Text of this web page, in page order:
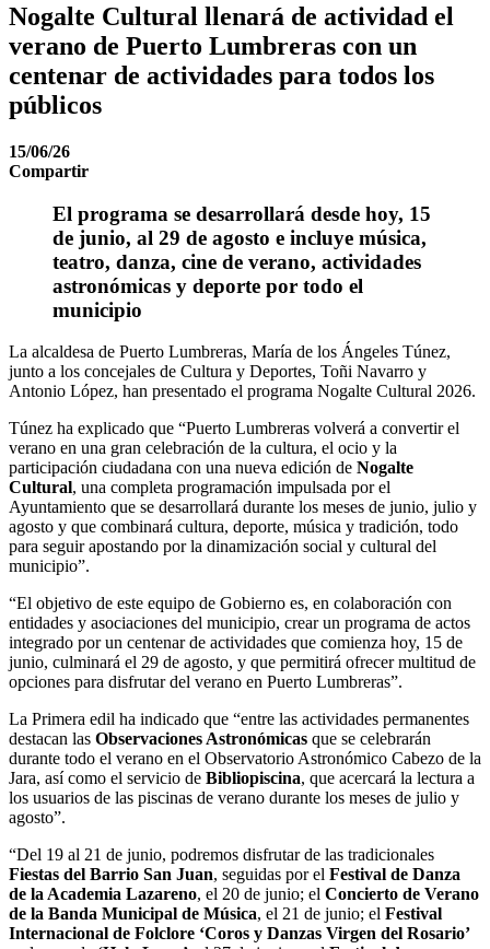
Nogalte Cultural llenará de actividad el
verano de Puerto Lumbreras con un
centenar de actividades para todos los
públicos
15/06/26
Compartir
El programa se desarrollará desde hoy, 15
de junio, al 29 de agosto e incluye música,
teatro, danza, cine de verano, actividades
astronómicas y deporte por todo el
municipio
La alcaldesa de Puerto Lumbreras, María de los Ángeles Túnez,
junto a los concejales de Cultura y Deportes, Toñi Navarro y
Antonio López, han presentado el programa Nogalte Cultural 2026.
Túnez ha explicado que “Puerto Lumbreras volverá a convertir el
verano en una gran celebración de la cultura, el ocio y la
participación ciudadana con una nueva edición de Nogalte
Cultural, una completa programación impulsada por el
Ayuntamiento que se desarrollará durante los meses de junio, julio y
agosto y que combinará cultura, deporte, música y tradición, todo
para seguir apostando por la dinamización social y cultural del
municipio”.
“El objetivo de este equipo de Gobierno es, en colaboración con
entidades y asociaciones del municipio, crear un programa de actos
integrado por un centenar de actividades que comienza hoy, 15 de
junio, culminará el 29 de agosto, y que permitirá ofrecer multitud de
opciones para disfrutar del verano en Puerto Lumbreras”.
La Primera edil ha indicado que “entre las actividades permanentes
destacan las Observaciones Astronómicas que se celebrarán
durante todo el verano en el Observatorio Astronómico Cabezo de la
Jara, así como el servicio de Bibliopiscina, que acercará la lectura a
los usuarios de las piscinas de verano durante los meses de julio y
agosto”.
“Del 19 al 21 de junio, podremos disfrutar de las tradicionales
Fiestas del Barrio San Juan, seguidas por el Festival de Danza
de la Academia Lazareno, el 20 de junio; el Concierto de Verano
de la Banda Municipal de Música, el 21 de junio; el Festival
Internacional de Folclore ‘Coros y Danzas Virgen del Rosario’